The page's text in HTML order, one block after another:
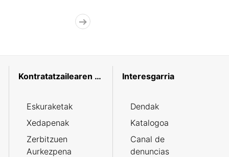
Kontratatzailearen profila
Eskuraketak
Xedapenak
Zerbitzuen
Aurkezpena
Interesgarria
Dendak
Katalogoa
Canal de
denuncias